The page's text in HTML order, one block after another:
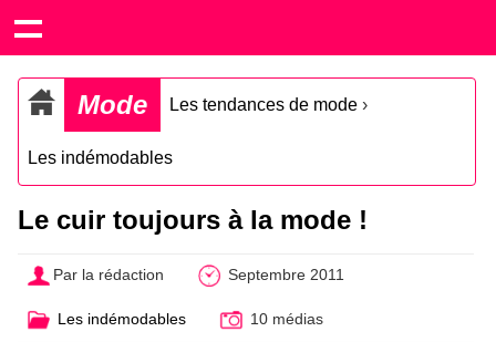
Mode Les tendances de mode ›
Les indémodables
Le cuir toujours à la mode !
Par la rédaction Septembre 2011
Les indémodables 10 médias